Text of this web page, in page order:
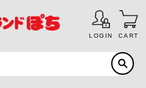
LOGIN CART